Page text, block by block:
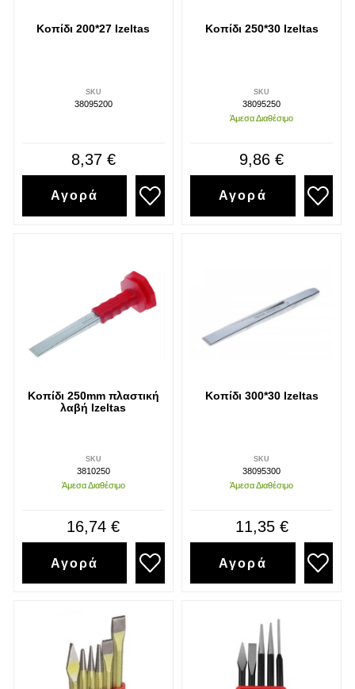
Κοπίδι 200*27 Izeltas
SKU
38095200
8,37 €
Αγορά
Κοπίδι 250*30 Izeltas
SKU
38095250
Άμεσα Διαθέσιμο
9,86 €
Αγορά
Κοπίδι 250mm πλαστική
λαβή Izeltas
SKU
3810250
Άμεσα Διαθέσιμο
16,74 €
Αγορά
Κοπίδι 300*30 Izeltas
SKU
38095300
Άμεσα Διαθέσιμο
11,35 €
Αγορά